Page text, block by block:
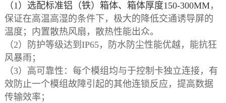
（1）选配标准铝（铁）箱体、 箱体厚度150-300MM，
保证在高温高湿的条件下，极大的降低交通诱导屏的
温度；内置散热风扇，散热性能出众。
（2）
防护等级达到IP65，防水防尘性能优越，能抗狂
风暴雨；
（3）高可靠性：每个模组均与于控制卡独立连接，有
效防止一个模组故障引起的其他连锁反应，提高数据
传输效率；